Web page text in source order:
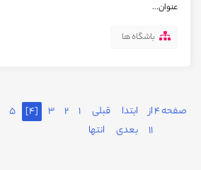
عنوان...
باشگاه ها
صفحه 4 از
11
ابتدا قبلی 1
2
3
[4]
5
بعدی
انتها